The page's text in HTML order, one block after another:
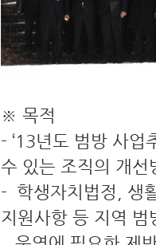
※ 목적
- ‘13년도 범방 사업
수 있는 조직의 개선
- 학생자치법정, 생
지원사항 등 지역 범